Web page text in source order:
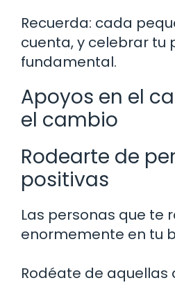
Recuerda: cada
cuenta, y celebrar tu
fundamental.
Apoyos en el
el cambio
Rodearte de
positivas
Las personas que te
enormemente en tu
Rodéate de aquellas